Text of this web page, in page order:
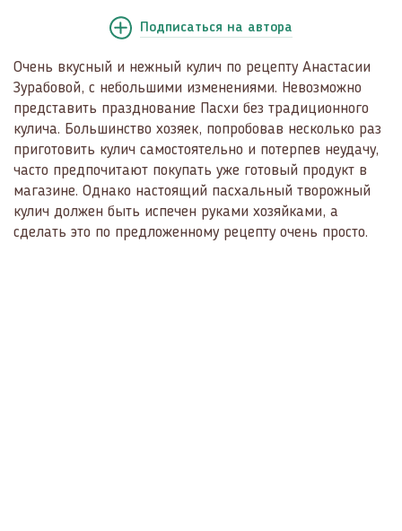
Подписаться на автора
Очень вкусный и нежный кулич по рецепту Анастасии
Зурабовой, с небольшими изменениями. Невозможно
представить празднование Пасхи без традиционного
кулича. Большинство хозяек, попробовав несколько раз
приготовить кулич самостоятельно и потерпев неудачу,
часто предпочитают покупать уже готовый продукт в
магазине. Однако настоящий пасхальный творожный
кулич должен быть испечен руками хозяйками, а
сделать это по предложенному рецепту очень просто.